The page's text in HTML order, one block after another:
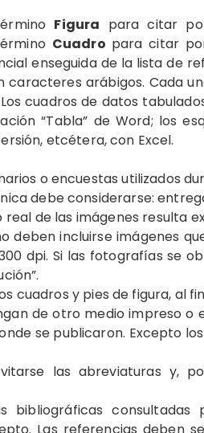
Figura para citar
Cuadro para citar
enseguida de la lista de
caracteres arábigos. Cada
cuadros de datos
“Tabla” de Word; los
etcétera, con Excel.
o encuestas utilizados
debe considerarse:
real de las imágenes resulta
deben incluirse imágenes
dpi. Si las fotografías se
cuadros y pies de figura, al
de otro medio impreso
se publicaron. Excepto
las abreviaturas y,
bibliográficas